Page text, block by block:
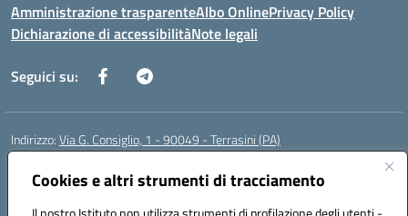
Cookies e altri strumenti di tracciamento
Amministrazione trasparenteAlbo OnlinePrivacy Policy
Dichiarazione di accessibilitàNote legali
Seguici su:
Indirizzo:Via G. Consiglio, 1 - 90049 - Terrasini (PA)
Centralino:
Posta elettronica certificata (PEC):paic88700d@pec.istruzione.it
Codice fiscale: 80025710825